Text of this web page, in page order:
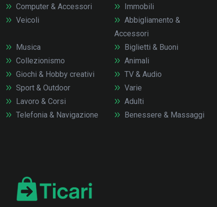
Computer & Accessori
Veicoli
Immobili
Abbigliamento &
Accessori
Musica
Collezionismo
Giochi & Hobby creativi
Sport & Outdoor
Lavoro & Corsi
Telefonia & Navigazione
Biglietti & Buoni
Animali
TV & Audio
Varie
Adulti
Benessere & Massaggi